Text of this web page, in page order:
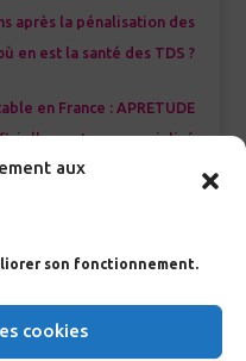
aux
son fonctionnement.
cookies
après la pénalisation des
en est la santé des TDS ?
en France : APRETUDE
commercialisé
stratégies de prévention
: une nouvelle ère de la
VIH mise à rude épreuve